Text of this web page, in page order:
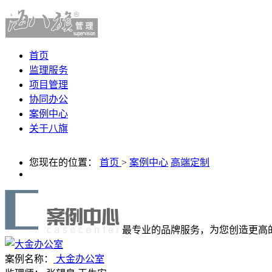
首页
监理服务
项目管理
协同办公
案例中心
关于八旗
您现在的位置： 首页 > 案例中心 高端定制
最专业的品牌服务，为您创造更高
案例名称：
大金办公室